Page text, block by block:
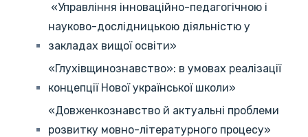
«Управління інноваційно-педагогічною і
науково-дослідницькою діяльністю у
закладах вищої освіти»
«Глухівщинознавство»: в умовах реалізації
концепції Нової української школи»
«Довженкознавство й актуальні проблеми
розвитку мовно-літературного процесу»